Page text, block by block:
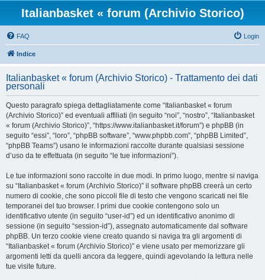
Italianbasket « forum (Archivio Storico)
FAQ Login
Indice
Italianbasket « forum (Archivio Storico) - Trattamento dei dati
personali
Questo paragrafo spiega dettagliatamente come “Italianbasket « forum
(Archivio Storico)” ed eventuali affiliati (in seguito “noi”, “nostro”, “Italianbasket
« forum (Archivio Storico)”, “https://www.italianbasket.it/forum”) e phpBB (in
seguito “essi”, “loro”, “phpBB software”, “www.phpbb.com”, “phpBB Limited”,
“phpBB Teams”) usano le informazioni raccolte durante qualsiasi sessione
d’uso da te effettuata (in seguito “le tue informazioni”).
Le tue informazioni sono raccolte in due modi. In primo luogo, mentre si naviga
su “Italianbasket « forum (Archivio Storico)” il software phpBB creerà un certo
numero di cookie, che sono piccoli file di testo che vengono scaricati nei file
temporanei del tuo browser. I primi due cookie contengono solo un
identificativo utente (in seguito “user-id”) ed un identificativo anonimo di
sessione (in seguito “session-id”), assegnato automaticamente dal software
phpBB. Un terzo cookie viene creato quando si naviga tra gli argomenti di
“Italianbasket « forum (Archivio Storico)” e viene usato per memorizzare gli
argomenti letti da quelli ancora da leggere, quindi agevolando la lettura nelle
tue visite future.